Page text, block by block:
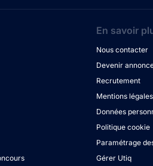
En savoir
Nous contacter
Devenir
Recrutement
Mentions légales
Données
Politique cookie
Paramétrage
Gérer Utiq